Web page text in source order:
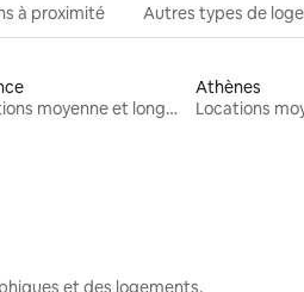
à proximité Autres types de
Locations moyenne et longue durée
Athènes
et des logements.